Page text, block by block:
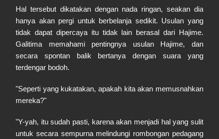
Hal tersebut dikatakan dengan nada ringan, seakan dia
hanya akan pergi untuk berbelanja sedikit. Usulan yang
tidak dapat dipercaya itu tidak lain berasal dari Hajime.
Galitima memahami pentingnya usulan Hajime, dan
secara spontan balik bertanya dengan suara yang
terdengar bodoh.
"Seperti yang kukatakan, apakah kita akan memusnahkan
mereka?"
"Y-yah, itu sudah pasti, karena akan menjadi hal yang sulit
untuk secara sempurna melindungi rombongan pedagang